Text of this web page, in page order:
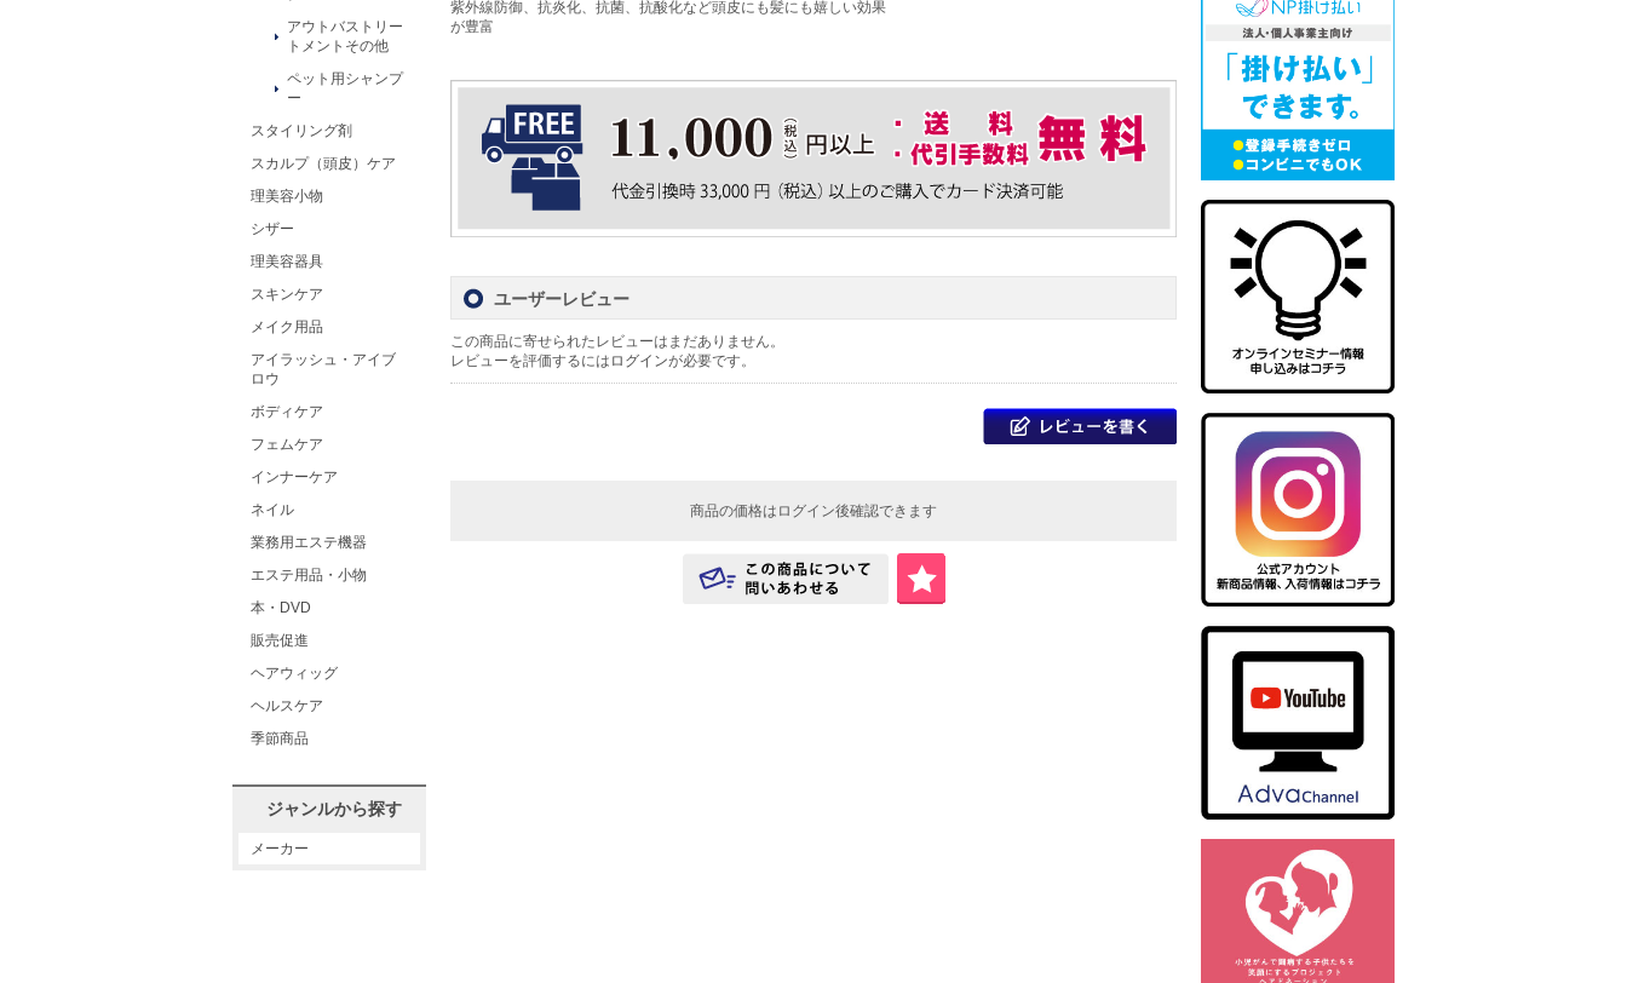
紫外線防御、抗炎化、抗菌、抗酸化など頭皮にも髪にも嬉しい効果
が豊富
ユーザーレビュー
この商品に寄せられたレビューはまだありません。
レビューを評価するには ログインが必要です。
商品の価格はログイン後確認できます
アウトバストリー
トメントその他
ペット用シャンプ
ー
スタイリング剤
スカルプ（頭皮）ケア
理美容小物
シザー
理美容器具
スキンケア
メイク用品
アイラッシュ・アイブ
ロウ
ボディケア
フェムケア
インナーケア
ネイル
業務用エステ機器
エステ用品・小物
本・DVD
販売促進
ヘアウィッグ
ヘルスケア
季節商品
ジャンルから探す
メーカー